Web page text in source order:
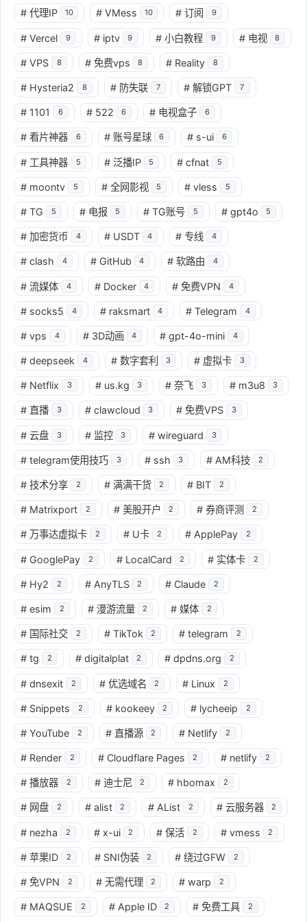
# 代理IP 10 # VMess 10 # 订阅 9
# Vercel 9 # iptv 9 # 小白教程 9 # 电视 8
# VPS 8 # 免费vps 8 # Reality 8
# Hysteria2 8 # 防失联 7 # 解锁GPT 7
# 1101 6 # 522 6 # 电视盒子 6
# 看片神器 6 # 账号星球 6 # s-ui 6
# 工具神器 5 # 泛播IP 5 # cfnat 5
# moontv 5 # 全网影视 5 # vless 5
# TG 5 # 电报 5 # TG账号 5 # gpt4o 5
# 加密货币 4 # USDT 4 # 专线 4
# clash 4 # GitHub 4 # 软路由 4
# 流媒体 4 # Docker 4 # 免费VPN 4
# socks5 4 # raksmart 4 # Telegram 4
# vps 4 # 3D动画 4 # gpt-4o-mini 4
# deepseek 4 # 数字套利 3 # 虚拟卡 3
# Netflix 3 # us.kg 3 # 奈飞 3 # m3u8 3
# 直播 3 # clawcloud 3 # 免费VPS 3
# 云盘 3 # 监控 3 # wireguard 3
# telegram使用技巧 3 # ssh 3 # AM科技 2
# 技术分享 2 # 满满干货 2 # BIT 2
# Matrixport 2 # 美股开户 2 # 券商评测 2
# 万事达虚拟卡 2 # U卡 2 # ApplePay 2
# GooglePay 2 # LocalCard 2 # 实体卡 2
# Hy2 2 # AnyTLS 2 # Claude 2
# esim 2 # 漫游流量 2 # 媒体 2
# 国际社交 2 # TikTok 2 # telegram 2
# tg 2 # digitalplat 2 # dpdns.org 2
# dnsexit 2 # 优选域名 2 # Linux 2
# Snippets 2 # kookeey 2 # lycheeip 2
# YouTube 2 # 直播源 2 # Netlify 2
# Render 2 # Cloudflare Pages 2 # netlify 2
# 播放器 2 # 迪士尼 2 # hbomax 2
# 网盘 2 # alist 2 # AList 2 # 云服务器 2
# nezha 2 # x-ui 2 # 保活 2 # vmess 2
# 苹果ID 2 # SNI伪装 2 # 绕过GFW 2
# 免VPN 2 # 无需代理 2 # warp 2
# MAQSUE 2 # Apple ID 2 # 免费工具 2